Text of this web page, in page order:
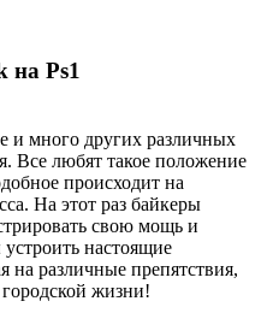
на Ps1
и много других различных
Все любят такое положение
происходит на
На этот раз байкеры
свою мощь и
настоящие
на различные препятствия,
жизни!